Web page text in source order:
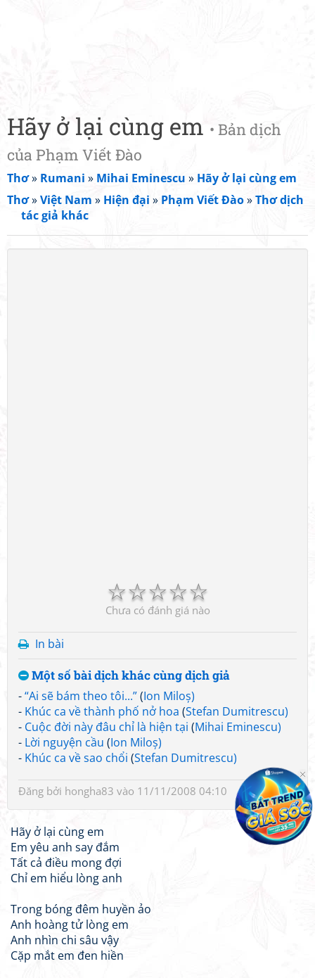
Hãy ở lại cùng em • Bản dịch
của Phạm Viết Đào
Thơ» Rumani » Mihai Eminescu » Hãy ở lại cùng em
Thơ»Việt Nam » Hiện đại » Phạm Viết Đào»Thơ dịch
tác giả khác
☆
☆
☆
☆
☆
Chưa có đánh giá nào
In bài
Một số bài dịch khác cùng dịch giả
-“Ai sẽ bám theo tôi...”(Ion Miloș)
- Khúc ca về thành phố nở hoa (Stefan Dumitrescu)
- Cuộc đời này đâu chỉ là hiện tại (Mihai Eminescu)
- Lời nguyện cầu (Ion Miloș)
- Khúc ca về sao chổi (Stefan Dumitrescu)
Đăng bởi hongha83 vào 11/11/2008 04:10
Hãy ở lại cùng em
Em yêu anh say đắm
Tất cả điều mong đợi
Chỉ em hiểu lòng anh
Trong bóng đêm huyền ảo
Anh hoàng tử lòng em
Anh nhìn chi sâu vậy
Cặp mắt em đen hiền